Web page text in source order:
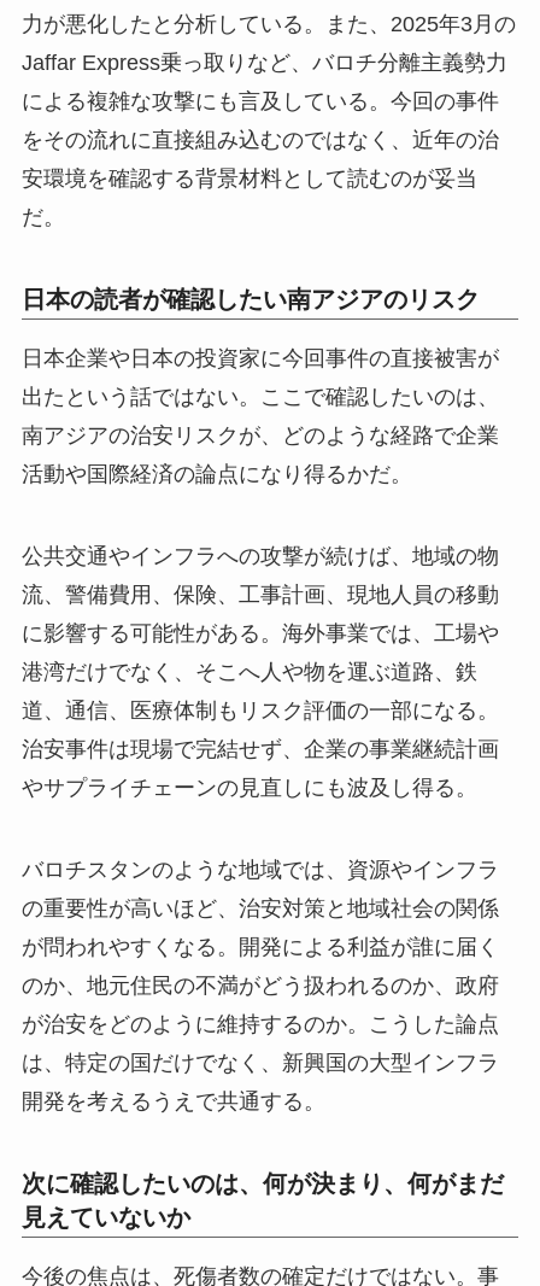
力が悪化したと分析している。また、2025年3月の
Jaffar Express乗っ取りなど、バロチ分離主義勢力
による複雑な攻撃にも言及している。今回の事件
をその流れに直接組み込むのではなく、近年の治
安環境を確認する背景材料として読むのが妥当
だ。
日本の読者が確認したい南アジアのリスク
日本企業や日本の投資家に今回事件の直接被害が
出たという話ではない。ここで確認したいのは、
南アジアの治安リスクが、どのような経路で企業
活動や国際経済の論点になり得るかだ。
公共交通やインフラへの攻撃が続けば、地域の物
流、警備費用、保険、工事計画、現地人員の移動
に影響する可能性がある。海外事業では、工場や
港湾だけでなく、そこへ人や物を運ぶ道路、鉄
道、通信、医療体制もリスク評価の一部になる。
治安事件は現場で完結せず、企業の事業継続計画
やサプライチェーンの見直しにも波及し得る。
バロチスタンのような地域では、資源やインフラ
の重要性が高いほど、治安対策と地域社会の関係
が問われやすくなる。開発による利益が誰に届く
のか、地元住民の不満がどう扱われるのか、政府
が治安をどのように維持するのか。こうした論点
は、特定の国だけでなく、新興国の大型インフラ
開発を考えるうえで共通する。
次に確認したいのは、何が決まり、何がまだ
見えていないか
今後の焦点は、死傷者数の確定だけではない。事